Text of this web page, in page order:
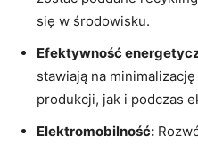
się w środowisku.
Efektywność
stawiają na
produkcji, jak i podczas
Elektromobilność: